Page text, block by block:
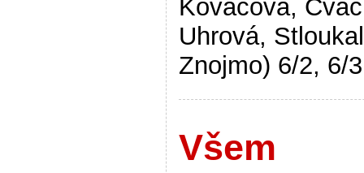
Kováčová,
Uhrová,
Znojmo) 6/2, 6/3
Všem